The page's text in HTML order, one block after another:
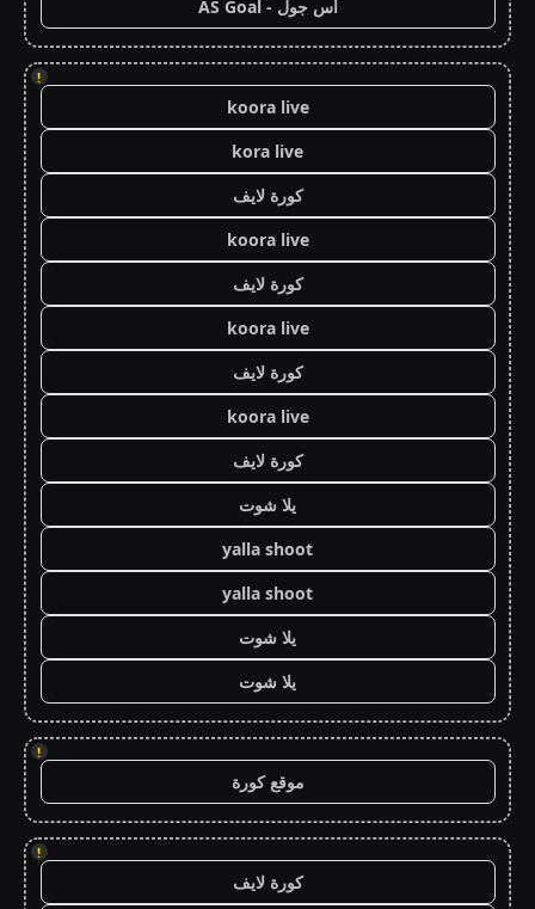
اس جول - AS Goal
!
koora live
kora live
كورة لايف
koora live
كورة لايف
koora live
كورة لايف
koora live
كورة لايف
يلا شوت
yalla shoot
yalla shoot
يلا شوت
يلا شوت
!
موقع كورة
!
كورة لايف